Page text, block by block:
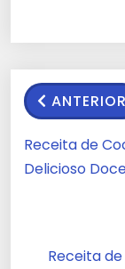
ANTERIOR
Receita de
Delicioso
Receita